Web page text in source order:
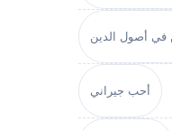
في أصول الدين
أحب جيراني